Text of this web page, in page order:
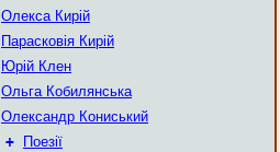
Олекса Кирій
Парасковія Кирій
Юрій Клен
Ольга Кобилянська
Олександр Кониський
+
Поезії